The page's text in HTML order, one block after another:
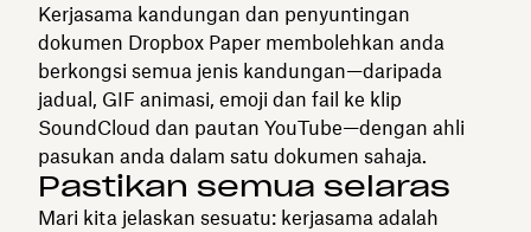
Kerjasama kandungan dan penyuntingan
dokumen Dropbox Paper membolehkan anda
berkongsi semua jenis kandungan—daripada
jadual, GIF animasi, emoji dan fail ke klip
SoundCloud dan pautan YouTube—dengan ahli
pasukan anda dalam satu dokumen sahaja.
Pastikan semua selaras
Mari kita jelaskan sesuatu: kerjasama adalah